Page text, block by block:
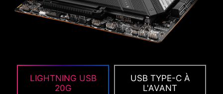
LIGHTNING USB
20G
USB TYPE-C À
L'AVANT
RECHERCHE SIMPLIFIÉE ET FAVORIS
Une option de recherche simplifiée et de
dans le coin supérieur droit de l'écran.